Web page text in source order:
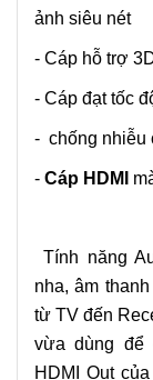
ảnh siêu nét
- Cáp hỗ trợ
- Cáp đạt tốc
- chống nhiễu
- Cáp HDMI
Tính năng
nha, âm
từ TV đến
vừa dùng để
HDMI Out